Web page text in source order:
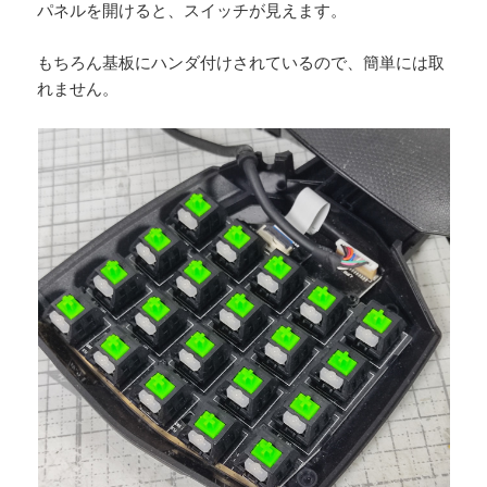
パネルを開けると、スイッチが見えます。
もちろん基板にハンダ付けされているので、簡単には取
れません。